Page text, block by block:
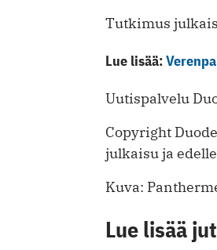
Tutkimus
Lue lisää:
Uutispalvelu
Copyright
julkaisu ja
Kuva:
Lue lisää